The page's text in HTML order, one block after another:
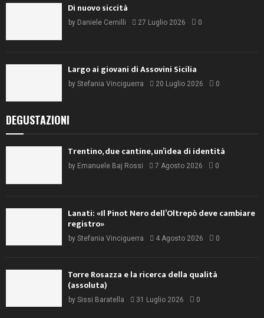
Di nuovo siccità
by Daniele Cernilli 27 Luglio 2026 0
Largo ai giovani di Assovini Sicilia
by Stefania Vinciguerra 20 Luglio 2026 0
DEGUSTAZIONI
Trentino, due cantine, un’idea di identità
by Emanuele Baj Rossi 7 Agosto 2026 0
Lanati: «Il Pinot Nero dell’Oltrepò deve cambiare
registro»
by Stefania Vinciguerra 4 Agosto 2026 0
Torre Rosazza e la ricerca della qualità
(assoluta)
by Sissi Baratella 31 Luglio 2026 0